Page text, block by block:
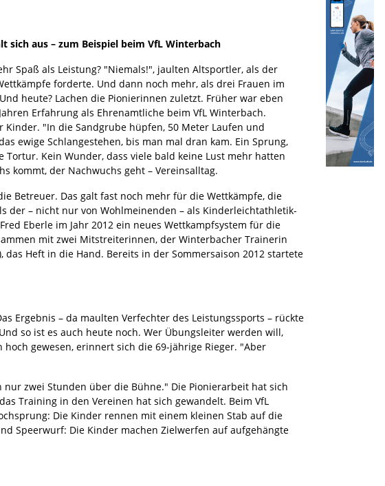
aus – zum Beispiel beim VfL Winterbach
Spaß als Leistung? "Niemals!", jaulten Altsportler, als der
forderte. Und dann noch mehr, als drei Frauen im
heute? Lachen die Pionierinnen zuletzt. Früher war eben
Erfahrung als Ehrenamtliche beim VfL Winterbach.
"In die Sandgrube hüpfen, 50 Meter Laufen und
ewige Schlangestehen, bis man mal dran kam. Ein Sprung,
Kein Wunder, dass viele bald keine Lust mehr hatten
kommt, der Nachwuchs geht – Vereinsalltag.
Betreuer. Das galt fast noch mehr für die Wettkämpfe, die
der – nicht nur von Wohlmeinenden – als Kinderleichtathletik-
Eberle im Jahr 2012 ein neues Wettkampfsystem für die
mit zwei Mitstreiterinnen, der Winterbacher Trainerin
Heft in die Hand. Bereits in der Sommersaison 2012 startete
Ergebnis – da maulten Verfechter des Leistungssports – rückte
so ist es auch heute noch. Wer Übungsleiter werden will,
gewesen, erinnert sich die 69-jährige Rieger. "Aber
zwei Stunden über die Bühne." Die Pionierarbeit hat sich
Training in den Vereinen hat sich gewandelt. Beim VfL
Die Kinder rennen mit einem kleinen Stab auf die
Speerwurf: Die Kinder machen Zielwerfen auf aufgehängte